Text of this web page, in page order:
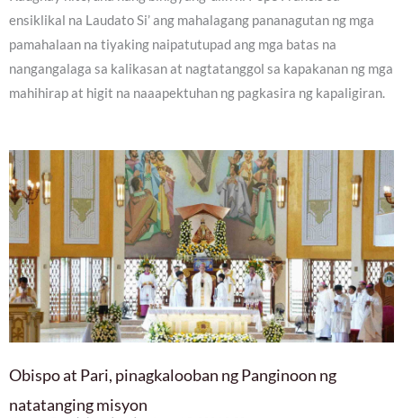
ensiklikal na Laudato Si’ ang mahalagang pananagutan ng mga
pamahalaan na tiyaking naipatutupad ang mga batas na
nangangalaga sa kalikasan at nagtatanggol sa kapakanan ng mga
mahihirap at higit na naaapektuhan ng pagkasira ng kapaligiran.
Obispo at Pari, pinagkalooban ng Panginoon ng
natatanging misyon